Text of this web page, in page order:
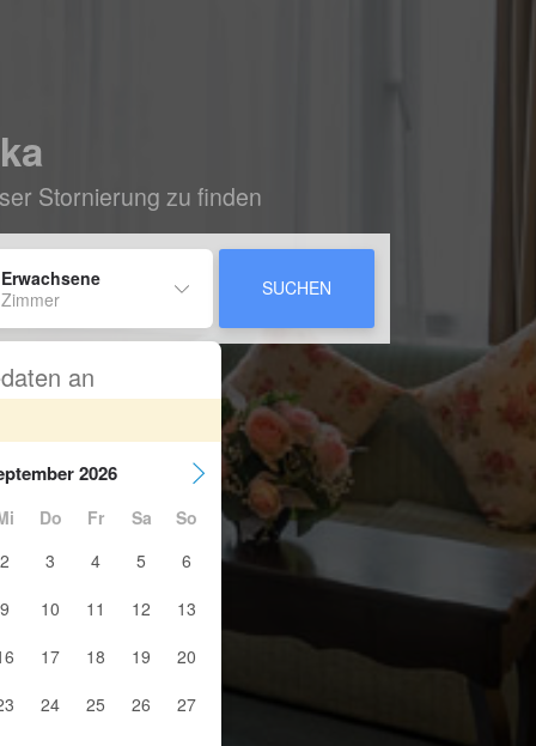
Stornierung zu finden
SUCHEN
an
2026
Do Fr Sa
So
2
3 4 5
6
9
10 11 12
13
17 18 19
20
24 25 26
27